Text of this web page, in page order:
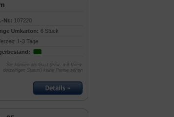
Nr.: 107220
Umkarton: 6 Stück
1-3 Tage
Sie können als Gast (bzw. mit Ihrem
derzeitigen Status) keine Preise sehen